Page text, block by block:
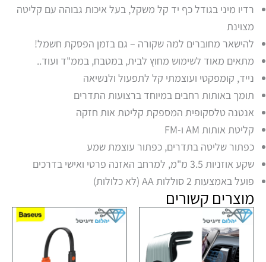
רדיו מיני בגודל כף יד קל משקל, בעל איכות גבוהה עם קליטה
מצוינת
להישאר מחוברים למה שקורה – גם בזמן הפסקת חשמל!
מתאים מאוד לשימוש מחוץ לבית, במטבח, בממ"ד ועוד..
נייד, קומפקטי ועוצמתי קל לתפעול ולנשיאה
תומך באותות רחבים במיוחד ברצועות התדרים
אנטנה טלסקופית המספקת קליטת אות חזקה
קליטת אותות AM ו-FM
כפתור שליטה בתדרים, כפתור עוצמת שמע
שקע אוזניות 3.5 מ"מ, למרחב האזנה פרטי ואישי בדרכים
פועל באמצעות 2 סוללות AA (לא כלולות)
מוצרים קשורים